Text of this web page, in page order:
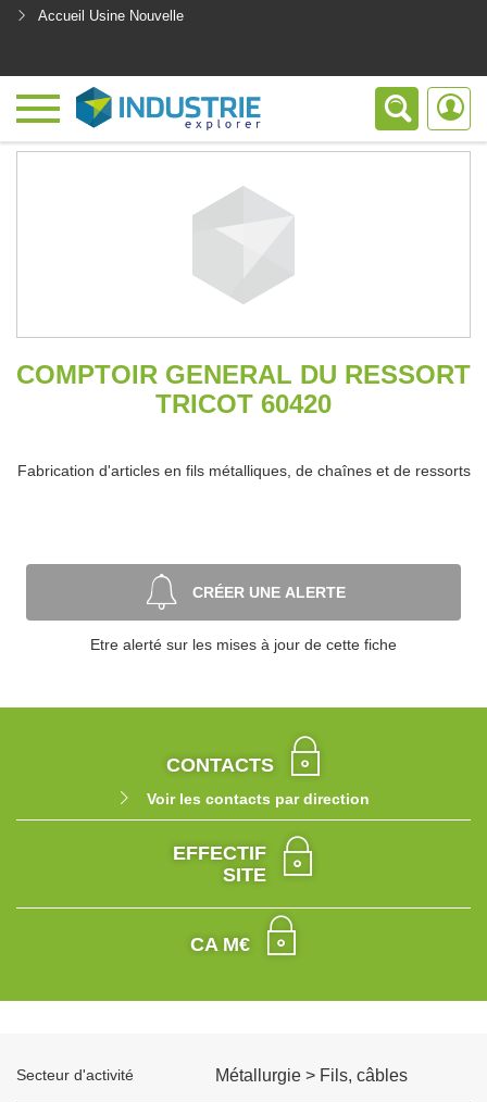
Accueil Usine Nouvelle
COMPTOIR GENERAL DU RESSORT
TRICOT 60420
Fabrication d'articles en fils métalliques, de chaînes et de ressorts
CRÉER UNE ALERTE
Etre alerté sur les mises à jour de cette fiche
CONTACTS
Voir les contacts par direction
EFFECTIF
SITE
CA M€
Secteur d'activité Métallurgie > Fils, câbles